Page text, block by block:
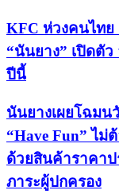
KFC ห่วงคนไทย
“นันยาง” เปิดตัว
ปีนี้
นันยางเผยโฉมน
“Have Fun” ไม่
ด้วยสินค้าราคาป
ภาระผู้ปกครอง